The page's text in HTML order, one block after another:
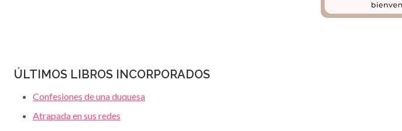
ÚLTIMOS LIBROS INCORPORADOS
Confesiones de una duquesa
Atrapada en sus redes